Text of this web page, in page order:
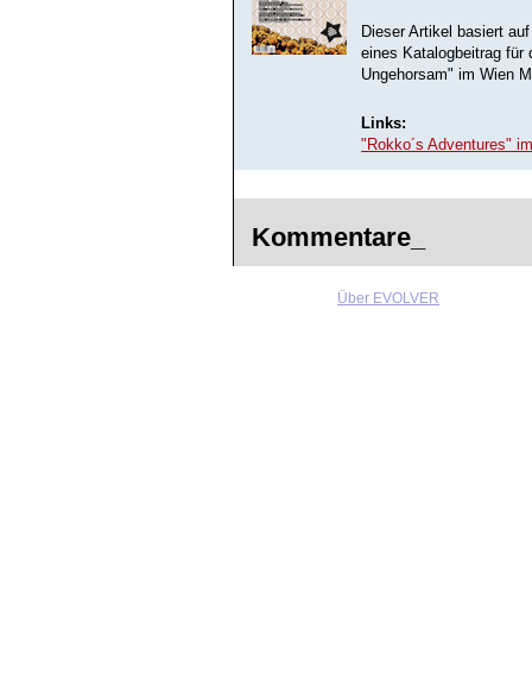
Dieser Artikel basiert
eines Katalogbeitrag für
Ungehorsam" im Wien
Links:
"Rokko´s Adventures"
Kommentare_
Über EVOLVER